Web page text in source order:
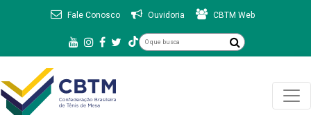
Fale Conosco Ouvidoria CBTM Web